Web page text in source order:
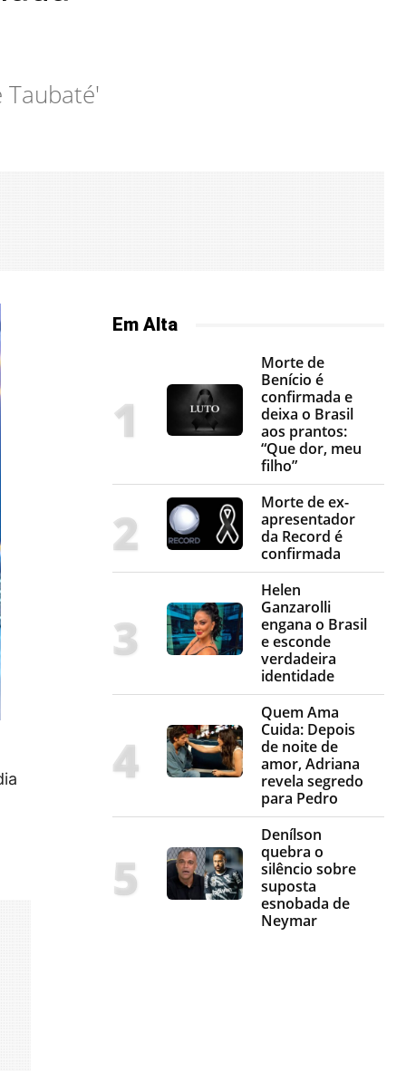
Em Alta
Morte de
Benício é
confirmada e
deixa o Brasil
aos prantos:
“Que dor, meu
filho”
Morte de ex-
apresentador
da Record é
confirmada
Helen
Ganzarolli
engana o Brasil
e esconde
verdadeira
identidade
Quem Ama
Cuida: Depois
de noite de
amor, Adriana
revela segredo
para Pedro
Denílson
quebra o
silêncio sobre
suposta
esnobada de
Neymar